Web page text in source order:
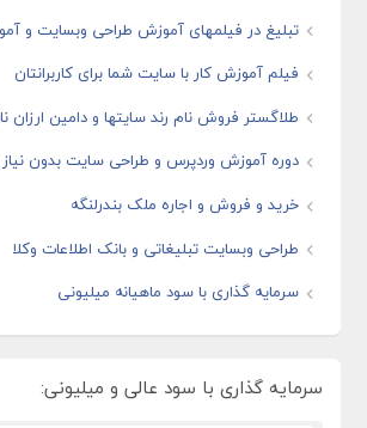
تبلیغ در فیلمهای آموزش طراحی وبسایت و
فیلم آموزش کار با سایت شما برای کاربرانتان
طلاگستر فروش نام رند سایتها و دامین ارزان
دوره آموزش وردپرس و طراحی سایت بدون
خرید و فروش و اجاره ملک بندرلنگه
طراحی وبسایت تبلیغاتی و بانک اطلاعات وکلا
سرمایه گذاری با سود ماهیانه میلیونی
سرمایه گذاری با سود عالی و میلیونی: